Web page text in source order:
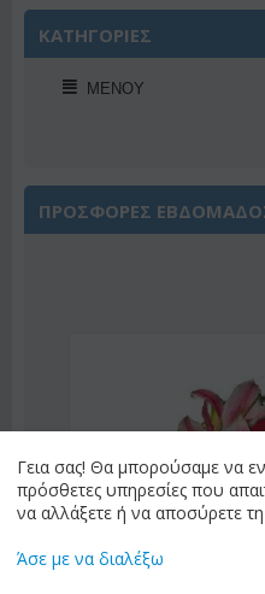
ΚΑΤΗΓΟΡΙΕΣ
ΜΕΝΟΎ
ΠΡΟΣΦΟΡΕΣ
Γεια σας! Θα μπορούσαμε να
πρόσθετες υπηρεσίες που
να αλλάξετε ή να αποσύρετε
Άσε με να διαλέξω